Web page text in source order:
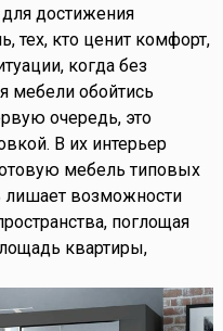
для достижения
тех, кто ценит комфорт,
когда без
мебели обойтись
очередь, это
В их интерьер
мебель типовых
лишает возможности
поглощая
квартиры,